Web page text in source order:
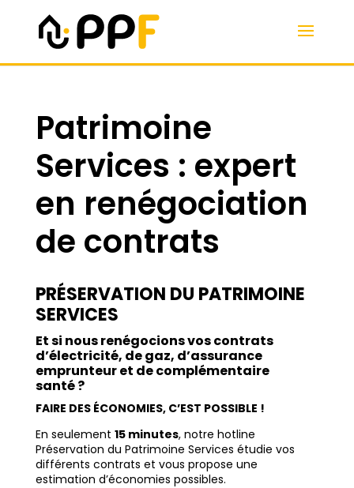
Patrimoine
Services : expert
en renégociation
de contrats
PRÉSERVATION DU PATRIMOINE
SERVICES
Et si nous renégocions vos contrats
d’électricité, de gaz, d’assurance
emprunteur et de complémentaire
santé ?
FAIRE DES ÉCONOMIES, C’EST POSSIBLE !
En seulement 15 minutes, notre hotline
Préservation du Patrimoine Services étudie vos
différents contrats et vous propose une
estimation d’économies possibles.